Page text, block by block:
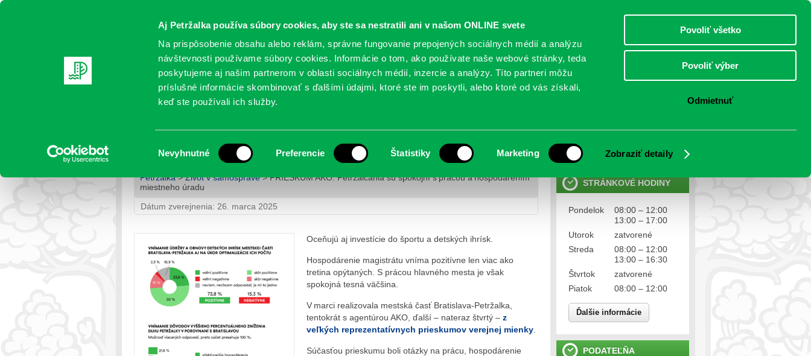
Aj Petržalka používa súbory cookies, aby ste sa nestratili ani v našom ONLINE svete
Na prispôsobenie obsahu alebo reklám, správne fungovanie prepojených sociálnych médií a analýzu
návštevnosti používame súbory cookies. Informácie o tom, ako používate naše webové stránky, teda
poskytujeme aj našim partnerom v oblasti sociálnych médií, inzercie a analýzy. Títo partneri môžu
príslušné informácie skombinovať s ďalšími údajmi, ktoré ste im poskytli, alebo ktoré od vás získali,
keď ste používali ich služby.
súhlasu
Nevyhnutné Preferencie Štatistiky Marketing Zobraziť detaily
Povoliť všetko
Povoliť výber
Odmietnuť
Oficiálne stránky
PETRŽALSKÉ KONTO
AKTUALITY SAMOSPRÁVA ORGANIZÁCIE OBLASTI NOVINY MAPY TLAČIVÁ KONTAKTY
Ochrana osobných údajov
STRÁNKOVÉ HODINY
Pondelok
08:00 – 12:00
13:00 – 17:00
Utorok
zatvorené
Streda
08:00 – 12:00
13:00 – 16:30
Štvrtok
zatvorené
Piatok
08:00 – 12:00
Ďalšie informácie
PODATEĽŇA
PRIESKUM AKO: Petržalčania sú spokojní s prácou a hospodárením
miestneho úradu
Petržalka>Život v samospráve> PRIESKUM AKO: Petržalčania sú spokojní s prácou a hospodárením
miestneho úradu
Dátum zverejnenia: 26. marca 2025
Oceňujú aj investície do športu a detských ihrísk.
Hospodárenie magistrátu vníma pozitívne len viac ako
tretina opýtaných. S prácou hlavného mesta je však
spokojná tesná väčšina.
V marci realizovala mestská časť Bratislava-Petržalka,
tentokrát s agentúrou AKO, ďalší – nateraz štvrtý – z
veľkých reprezentatívnych prieskumov verejnej mienky
Súčasťou prieskumu boli otázky na prácu, hospodárenie